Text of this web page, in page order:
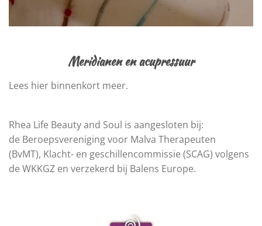
Meridianen en acupressuur
Lees hier binnenkort meer.
Rhea Life Beauty and Soul is aangesloten bij:
de Beroepsvereniging voor Malva Therapeuten
(BvMT), Klacht- en geschillencommissie (SCAG) volgens
de WKKGZ en verzekerd bij Balens Europe.